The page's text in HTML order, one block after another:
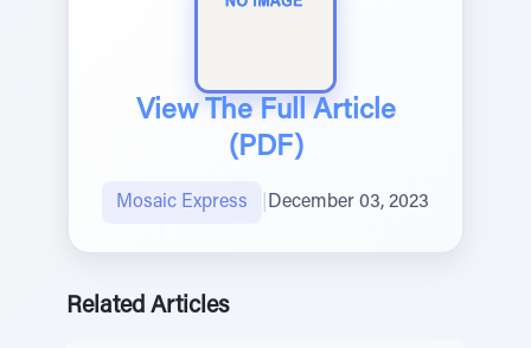
View The Full Article
(PDF)
Mosaic Express December 03, 2023
Related Articles